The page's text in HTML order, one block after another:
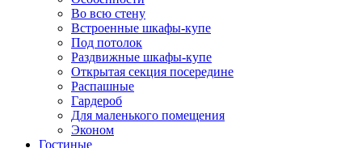
Во всю стену
Встроенные шкафы-купе
Под потолок
Раздвижные шкафы-купе
Открытая секция посередине
Распашные
Гардероб
Для маленького помещения
Эконом
Гостиные